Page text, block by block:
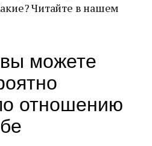
Читайте в нашем
можете
отношению